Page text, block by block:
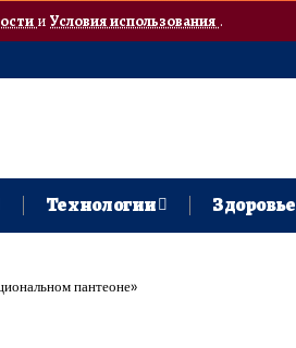
и Условия использования.
Технологии Здоровье
пантеоне»